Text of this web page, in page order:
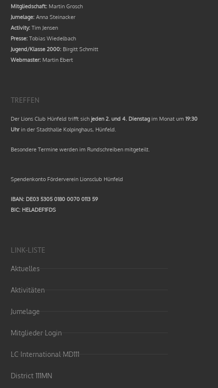
Mitgliedschaft: Martin Grosch
Jumelage: Anna Steinacker
Activity: Tim Jensen
Presse: Tobias Wiedelbach
Jugend/Klasse 2000: Birgitt Schmitt
Webmaster: Martin Ebert
TREFFEN
Der Lions Club Hünfeld trifft sich jeden 2. und 4. Dienstag im Monat um19:30
Uhrin der Stadthalle Kolpinghaus, Hünfeld.
Besondere Termine werden im Rundschreiben mitgeteilt.
Spendenkonto Förderverein Lionsclub Hünfeld
IBAN: DE03 5305 0180 0070 0113 59
BIC: HELADEF1FDS
LINK-LISTE
Aktuelles
Aktivitäten
Jumelage
Mitglieder Login
LC International MD111
District 111MN